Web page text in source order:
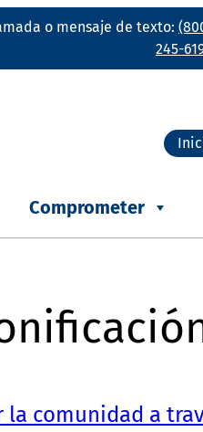
o mensaje de texto:
245-
Comprometer
la comunidad a